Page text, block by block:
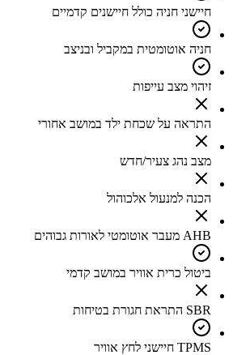
חיישני חניה כולל חיישנים קדמיים
חניה אוטומטית במקביל ובניצב
זיהוי מצב עייפות
התראה על שכחת ילד במושב אחורי
מצב נהג צעיר/חדש
הכנה למנעול אלכוהול
AHB מעבר אוטומטי לאורות גבוהים
ביטול כרית אוויר במושב קדמי
SBR התראת חגורת בטיחות
TPMS חיישני לחץ אוויר